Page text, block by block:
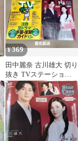
¥369
田中麗奈 古川雄大 切り
抜き TVステーション
関西版